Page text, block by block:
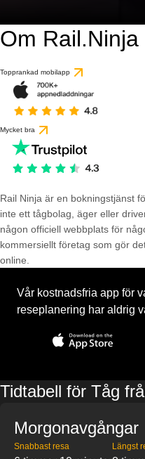
Om Rail.Ninja
Topprankad mobilapp
Mycket bra
Rail Ninja är en bokningstjänst
inte ett tågbolag, äger eller
någon officiell webbplats för
kommersiellt företag som gör
online.
Vår kostnadsfria app för
reseplanering har aldrig
Tidtabell för Tåg
Morgonavgångar
Snabbast resa Längst